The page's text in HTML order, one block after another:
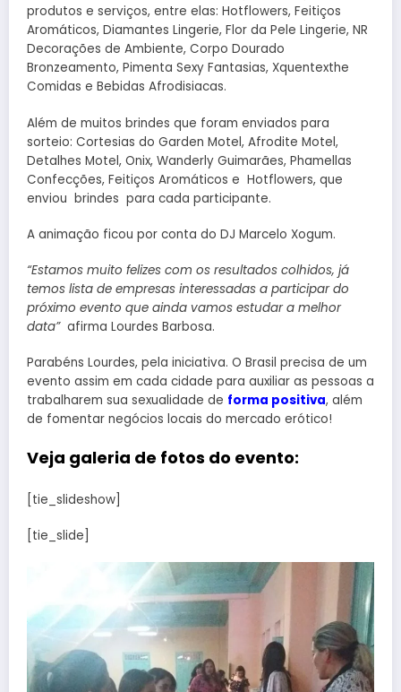
produtos e serviços, entre elas: Hotflowers, Feitiços
Aromáticos, Diamantes Lingerie, Flor da Pele Lingerie, NR
Decorações de Ambiente, Corpo Dourado
Bronzeamento, Pimenta Sexy Fantasias, Xquentexthe
Comidas e Bebidas Afrodisiacas.
Além de muitos brindes que foram enviados para
sorteio: Cortesias do Garden Motel, Afrodite Motel,
Detalhes Motel, Onix, Wanderly Guimarães, Phamellas
Confecções, Feitiços Aromáticos e Hotflowers, que
enviou brindes para cada participante.
A animação ficou por conta do DJ Marcelo Xogum.
“Estamos muito felizes com os resultados colhidos, já
temos lista de empresas interessadas a participar do
próximo evento que ainda vamos estudar a melhor
data” afirma Lourdes Barbosa.
Parabéns Lourdes, pela iniciativa. O Brasil precisa de um
evento assim em cada cidade para auxiliar as pessoas a
trabalharem sua sexualidade de forma positiva, além
de fomentar negócios locais do mercado erótico!
Veja galeria de fotos do evento:
[tie_slideshow]
[tie_slide]